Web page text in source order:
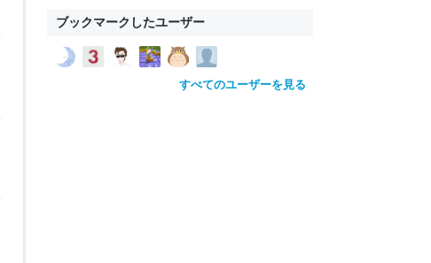
o
w
o
ブックマークしたユーザー
すべてのユーザーを見る